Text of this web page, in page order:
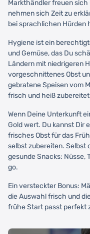
Markthändler freuen sich
nehmen sich Zeit zu
bei sprachlichen Hürden
Hygiene ist ein
und Gemüse, das Du
Ländern mit niedrigeren
vorgeschnittenes Obst
gebratene Speisen vom
frisch und heiß
Wenn Deine Unterkunft
Gold wert. Du kannst Dir
frisches Obst für das
selbst zubereiten. Selbst
gesunde Snacks: Nüsse,
go.
Ein versteckter Bonus:
die Auswahl frisch und
frühe Start passt perfekt